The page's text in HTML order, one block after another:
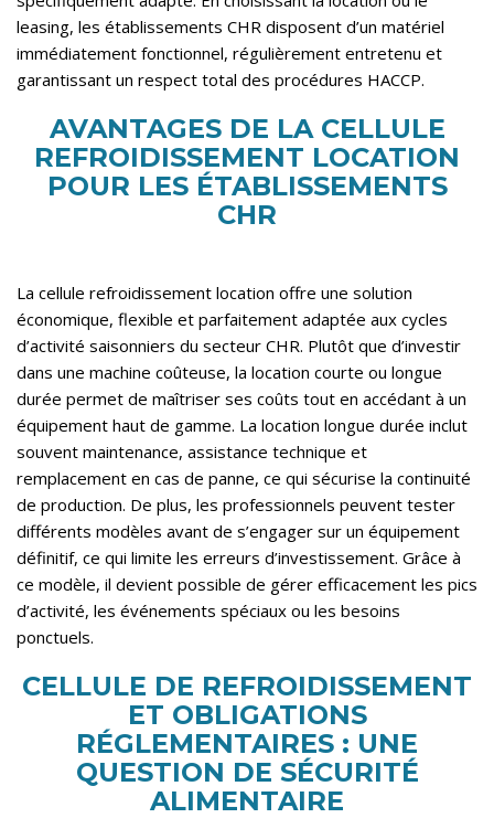
leasing, les établissements CHR disposent d’un matériel
immédiatement fonctionnel, régulièrement entretenu et
garantissant un respect total des procédures HACCP.
AVANTAGES DE LA CELLULE
REFROIDISSEMENT LOCATION
POUR LES ÉTABLISSEMENTS
CHR
La cellule refroidissement location offre une solution
économique, flexible et parfaitement adaptée aux cycles
d’activité saisonniers du secteur CHR. Plutôt que d’investir
dans une machine coûteuse, la location courte ou longue
durée permet de maîtriser ses coûts tout en accédant à un
équipement haut de gamme. La location longue durée inclut
souvent maintenance, assistance technique et
remplacement en cas de panne, ce qui sécurise la continuité
de production. De plus, les professionnels peuvent tester
différents modèles avant de s’engager sur un équipement
définitif, ce qui limite les erreurs d’investissement. Grâce à
ce modèle, il devient possible de gérer efficacement les pics
d’activité, les événements spéciaux ou les besoins
ponctuels.
CELLULE DE REFROIDISSEMENT
ET OBLIGATIONS
RÉGLEMENTAIRES : UNE
QUESTION DE SÉCURITÉ
ALIMENTAIRE